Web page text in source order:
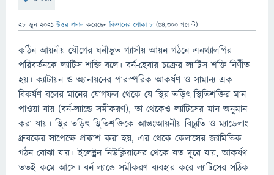
28 জুন 2021 উত্তর প্রদান করেছেনবিজ্ঞানের পোকা ৮ (54,300 পয়েন্ট)
কঠিন আয়নীয় যৌগের ঘনীভূত গ্যাসীয় আয়ন গঠনে এনথ্যালপির
পরিবর্তনকে ল্যাটিস শক্তি বলে। বর্ন-হেবার চক্রের ল্যাটিস শক্তি নির্ণীত
হয়। ক্যাটায়ন ও অ্যানায়নের পারস্পরিক আকর্ষণ ও সামান্য এক
বিকর্ষণ বলের মানের যোগফল থেকে যে স্থির-তড়িৎ স্থিতিশক্তির মান
পাওয়া যায় (বর্ন-ল্যান্ডে সমীকরণ), তা থেকেও ল্যাটিসের মান অনুমান
করা যায়। স্থির-তড়িৎ স্থিতিশক্তিকে আন্তঃআয়নীয় বিচ্যুতি ও ম্যাডেলাং
ধ্রুবকের সাপেক্ষে প্রকাশ করা হয়, এর থেকে কেলাসের জ্যামিতিক
গঠন বোঝা যায়। ইলেক্ট্রন নিউক্লিয়াসের থেকে যত দূরে যায়, আকর্ষণ
ততই কমে আসে। বর্ন-ল্যান্ডে সমীকরণ ব্যবহার করে ল্যাটিসের সঠিক